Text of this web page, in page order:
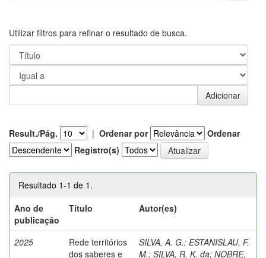
Utilizar filtros para refinar o resultado de busca.
Result./Pág. | Ordenar por
Ordenar
Registro(s)
Resultado 1-1 de 1.
Ano de
publicação
Título Autor(es)
2025
Rede territórios
dos saberes e
SILVA, A. G.; ESTANISLAU, F.
M.; SILVA, R. K. da; NOBRE,